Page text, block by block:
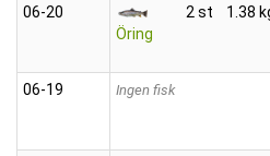
06‑20
Öring
2 st 1.38
06‑19 Ingen fisk